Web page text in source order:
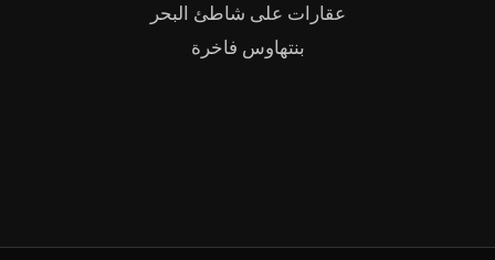
عقارات على شاطئ البحر
بنتهاوس فاخرة